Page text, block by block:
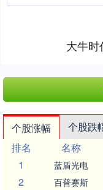
大牛
个股涨幅 个股跌
排名
名称
1
蓝盾光电
2 百普赛斯